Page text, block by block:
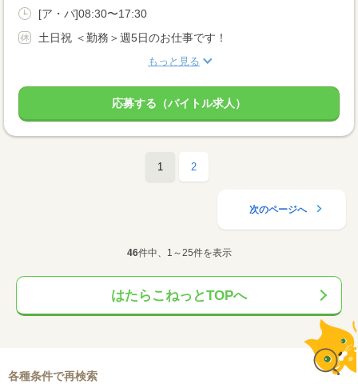
[ア・パ]08:30〜17:30
土日祝 ＜勤務＞週5日のお仕事です！
もっと見る
応募する（バイトル求人）
1 2
次のページへ
46件中、1～25件を表示
はたらこねっとTOPへ
各種条件で再検索